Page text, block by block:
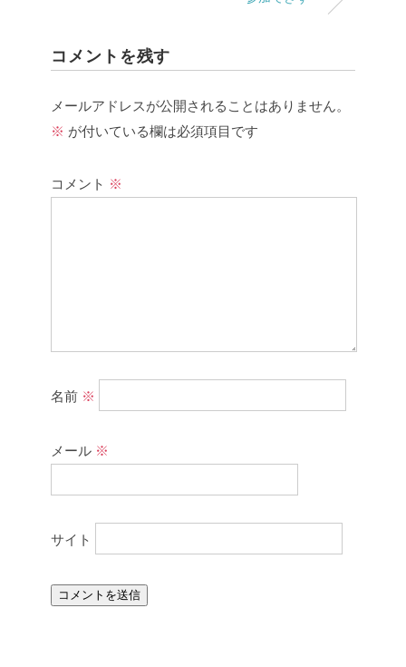
コメントを残す
メールアドレスが公開されることはありません。
※ が付いている欄は必須項目です
コメント ※
名前 ※
メール ※
サイト